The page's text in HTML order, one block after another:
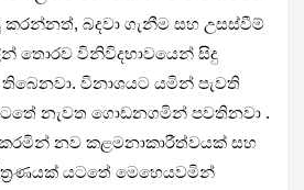
කරන්නත්, බදවා ගැනීම සහ උසස්වීම්
තොරව විනිවිදභාවයෙන් සිදු
විනාශයට යමින් පැවති
නැවත ගොඩනගමින් පවතිනවා .
කරමින් නව කළමනාකාරීත්වයක් සහ
යටතේ මෙහෙයවමින්